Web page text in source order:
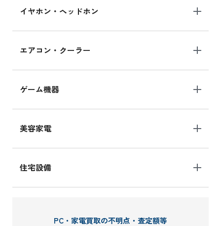
イヤホン・ヘッドホン
エアコン・クーラー
ゲーム機器
美容家電
住宅設備
PC・家電買取の不明点・査定額等